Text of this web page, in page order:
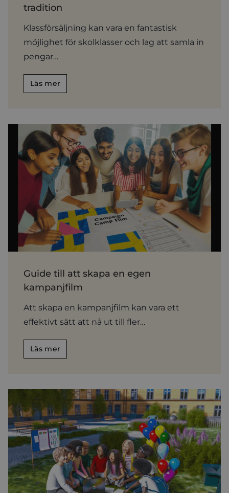
tradition
Klassförsäljning kan vara en fantastisk
möjlighet för skolklasser och lag att samla in
pengar…
Läs mer
Guide till att skapa en egen
kampanjfilm
Att skapa en kampanjfilm kan vara ett
effektivt sätt att nå ut till fler…
Läs mer